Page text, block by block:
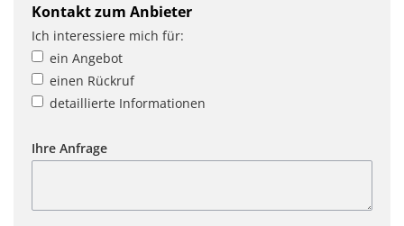
Kontakt zum Anbieter
Ich interessiere mich für:
ein Angebot
einen Rückruf
detaillierte Informationen
Ihre Anfrage